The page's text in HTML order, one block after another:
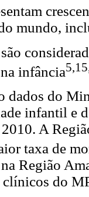
mundo,
infância
dados do
infantil e
A
taxa de
Região
do